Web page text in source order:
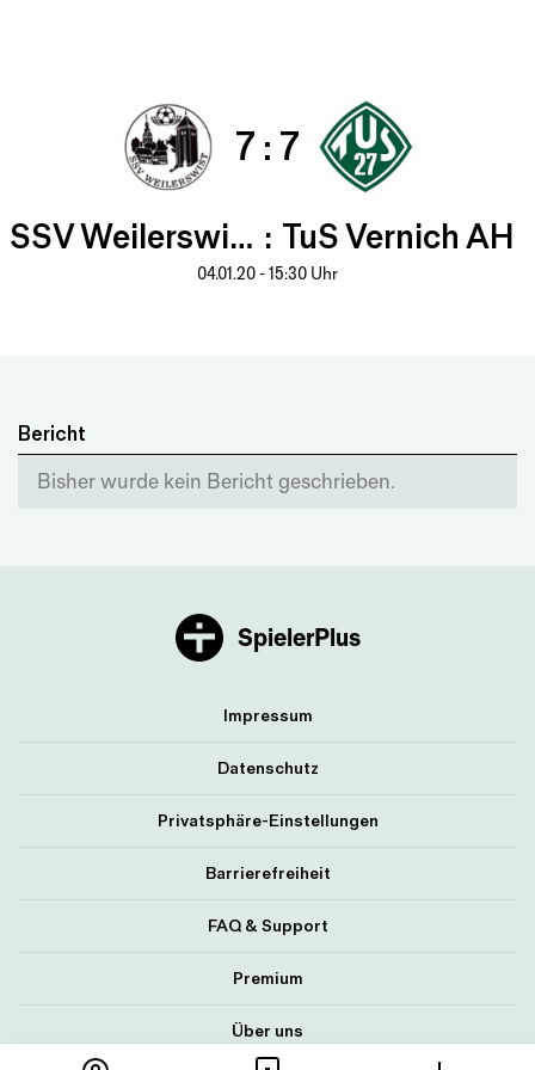
7 : 7
SSV Weilerswist : TuS Vernich AH
04.01.20 - 15:30 Uhr
Bericht
Bisher wurde kein Bericht geschrieben.
SpielerPlus
Impressum
Datenschutz
Privatsphäre-Einstellungen
Barrierefreiheit
FAQ & Support
Premium
Über uns